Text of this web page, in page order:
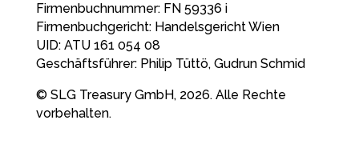
Firmenbuchnummer: FN 59336 i
Firmenbuchgericht: Handelsgericht Wien
UID: ATU 161 054 08
Geschäftsführer: Philip Tüttö, Gudrun Schmid
© SLG Treasury GmbH, 2026. Alle Rechte
vorbehalten.